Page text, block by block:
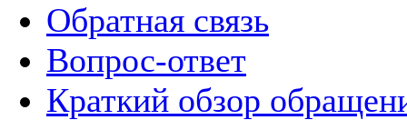
Обратная связь
Вопрос-ответ
Краткий обзор